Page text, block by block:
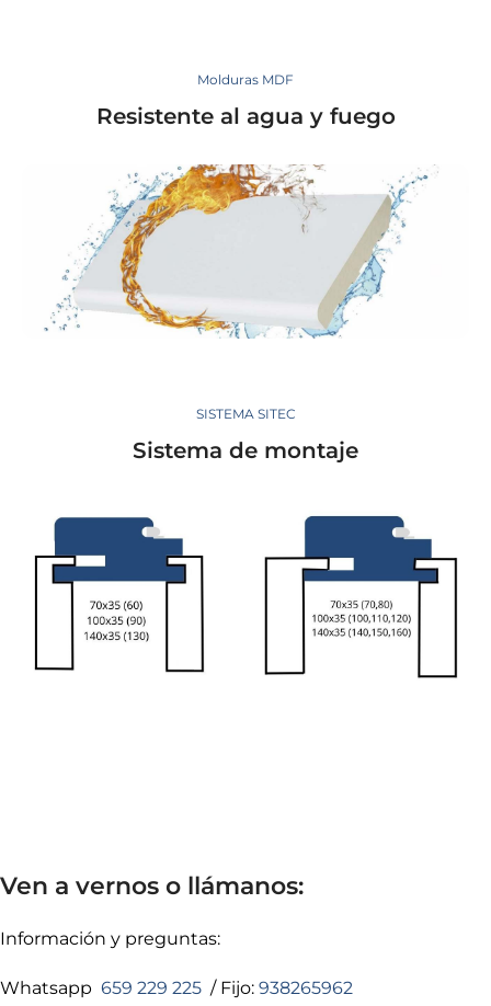
Molduras MDF
Resistente al agua y fuego
SISTEMA SITEC
Sistema de montaje
Ven a vernos o llámanos:
Información y preguntas:
Whatsapp 659 229 225 / Fijo: 938265962